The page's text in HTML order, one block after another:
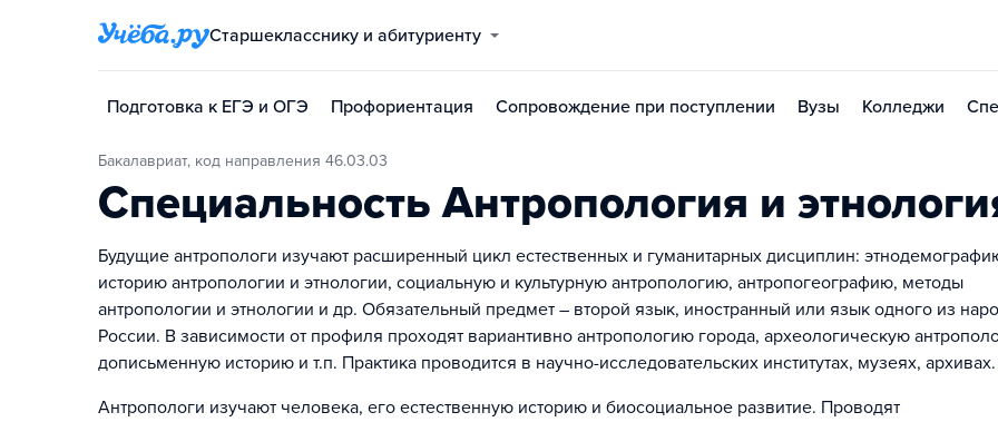
Старшекласснику и абитуриенту
Подготовка к ЕГЭ и ОГЭ Профориентация Сопровождение при поступлении Вузы Колледжи
Бакалавриат, код направления 46.03.03
Специальность Антропология и
Будущие антропологи изучают расширенный цикл естественных и гуманитарных дисциплин:
историю антропологии и этнологии, социальную и культурную антропологию, антропогеографию, методы
антропологии и этнологии и др. Обязательный предмет – второй язык, иностранный или язык одного из
России. В зависимости от профиля проходят вариантивно антропологию города, археологическую
дописьменную историю и т.п. Практика проводится в научно-исследовательских институтах, музеях, архивах.
Антропологи изучают человека, его естественную историю и биосоциальное развитие. Проводят